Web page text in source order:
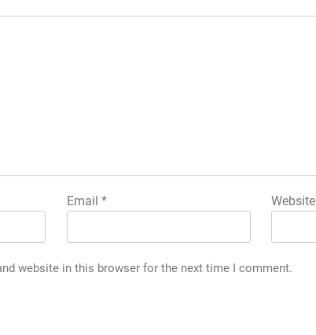
Email * Website
website in this browser for the next time I comment.